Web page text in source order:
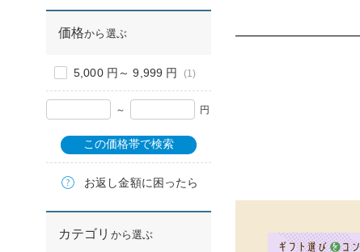
価格から選ぶ
5,000 円～ 9,999 円 (1)
～ 円
この価格帯で検索
お返し金額に困ったら
カテゴリ から選ぶ